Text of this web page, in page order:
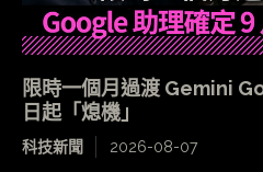
限時一個月過渡 Gemini
日起「熄機」
科技新聞 2026-08-07